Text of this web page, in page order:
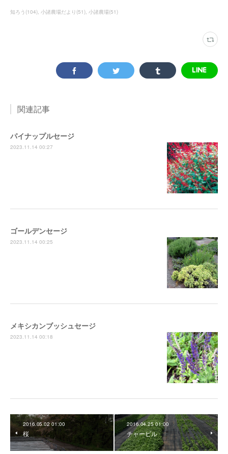
知ろう (104) 小諸農場だより (51) 小諸農場(51)
関連記事
パイナップルセージ
2023.11.14 00:27
ゴールデンセージ
2023.11.14 00:25
メキシカンブッシュセージ
2023.11.14 00:18
2016.05.02 01:00
桜
2016.04.25 01:00
チャービル